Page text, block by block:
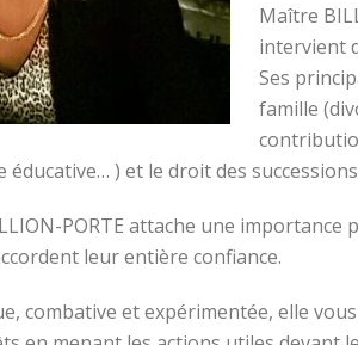
Maître
intervient
Ses
famille
éducative… ) et le droit des
PORTE attache une importance
leur entière confiance.
combative et expérimentée, elle